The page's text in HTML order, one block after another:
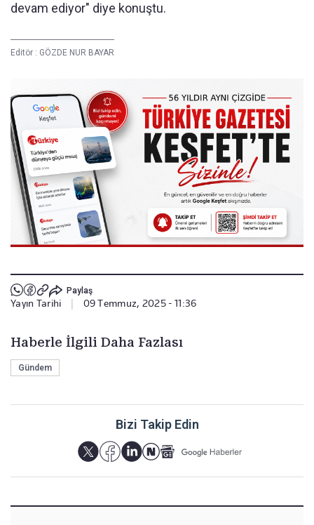
devam ediyor" diye konuştu.
Editör : GÖZDE NUR BAYAR
Paylaş
Yayın Tarihi 09 Temmuz, 2025 - 11:36
Haberle İlgili Daha Fazlası
Gündem
Bizi Takip Edin